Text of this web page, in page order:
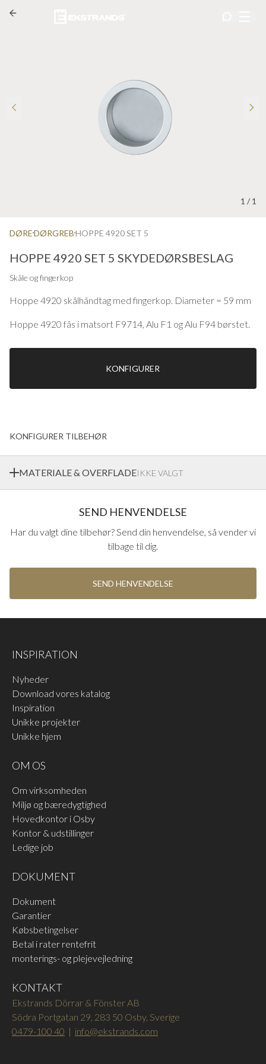
1 / 1
DØREDØRGREBHOPPE 4920 SET 5
HOPPE 4920 SET 5 SKYDEDØRSBESLAG
Skåle og fingerkop
Hoppe 4920 skålhåndtag med fingerkop. Diameter = 59 mm
Hoppe 4920 fås i matsort F9714, Alu F1 og Alu F94 børstet.
KONFIGURER
KONFIGURER TILBEHØR
MATERIALE & OVERFLADEIKKE VALGT
Ekstrands tilbyder en bred vifte af materialer og
monteringsleverandører
HOPPE SORT F9714M
mat sort farve F9714M
LÆS MERE
SEND HENVENDELSE
Har du valgt dine tilbehør? Send din henvendelse, så vender vi
tilbage til dig.
SEND HENVENDELSE
INSPIRATION
Nyheder
Download vores katalog
Inspiration
Unikke projekter
Unikke hjem
OM OS
Om virksomheden
Miljø og bæredygtighed
Hovedkontor i Osby
Kontor & udstillinger
Ledige job
DOKUMENT
Dokument
Garantier
Købsbetingelser
Betal i rater rentefrit
monterings- og plejevejledning
KONTAKT
Ekstrands Dörrar & Fönster AB
Södra Portgatan 29, 283 50 Osby, Sverige
0479-100 40 | info@ekstrands.com